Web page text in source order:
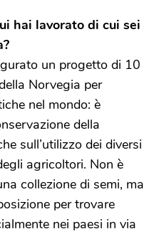
hai lavorato di cui sei
un progetto di 10
Norvegia per
nel mondo: è
della
sull’utilizzo dei diversi
agricoltori. Non è
collezione di semi, ma
per trovare
nei paesi in via